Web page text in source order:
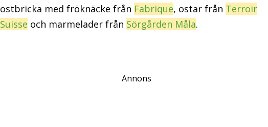
ostbricka med fröknäcke från Fabrique, ostar från Terroir
Suisse och marmelader från Sörgården Måla.
Annons